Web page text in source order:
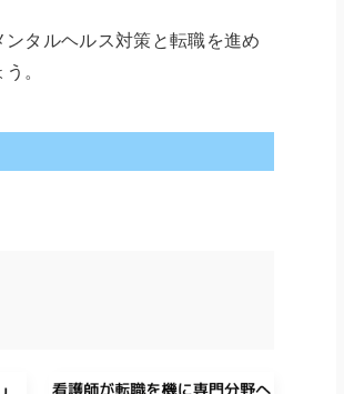
タルヘルス対策と転職を進め
。